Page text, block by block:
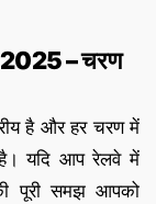
– चरण
है और हर चरण में
है। यदि आप रेलवे में
पूरी समझ आपको